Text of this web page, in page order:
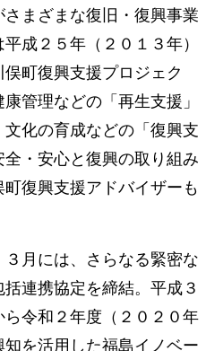
まざまな復旧・復興事業
成２５年（２０１３年）
町復興⽀援プロジェク
管理などの「再⽣⽀援」
化の育成などの「復興⽀
・安⼼と復興の取り組み
復興⽀援アドバイザーも
⽉には、さらなる緊密な
連携協定を締結。平成３
令和２年度（２０２０年
を活⽤した福島イノベー